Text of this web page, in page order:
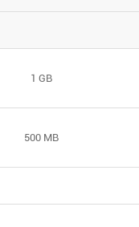
1 GB
500 MB